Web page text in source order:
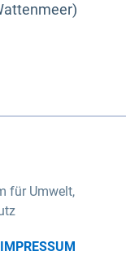
für Umwelt,
IMPRESSUM